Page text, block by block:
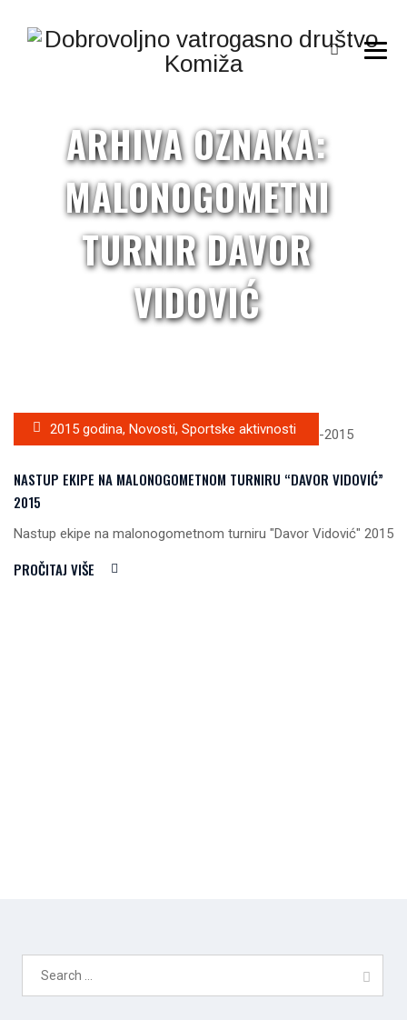
ARHIVA OZNAKA:
MALONOGOMETNI
TURNIR DAVOR
VIDOVIĆ
2015 godina, Novosti, Sportske aktivnosti
NASTUP EKIPE NA MALONOGOMETNOM TURNIRU “DAVOR VIDOVIĆ”
2015
Nastup ekipe na malonogometnom turniru "Davor Vidović" 2015
PROČITAJ VIŠE